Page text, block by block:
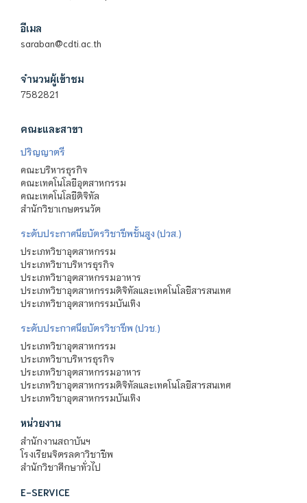
อีเมล
saraban@cdti.ac.th
จำนวนผู้เข้าชม
7582821
คณะและสาขา
ปริญญาตรี
คณะบริหารธุรกิจ
คณะเทคโนโลยีอุตสาหกรรม
คณะเทคโนโลยีดิจิทัล
สำนักวิชาเกษตรนวัต
ระดับประกาศนียบัตรวิชาชีพชั้นสูง (ปวส.)
ประเภทวิชาอุตสาหกรรม
ประเภทวิชาบริหารธุรกิจ
ประเภทวิชาอุตสาหกรรมอาหาร
ประเภทวิชาอุตสาหกรรมดิจิทัลและเทคโนโลยีสารสนเทศ
ประเภทวิชาอุตสาหกรรมบันเทิง
ระดับประกาศนียบัตรวิชาชีพ (ปวช.)
ประเภทวิชาอุตสาหกรรม
ประเภทวิชาบริหารธุรกิจ
ประเภทวิชาอุตสาหกรรมอาหาร
ประเภทวิชาอุตสาหกรรมดิจิทัลและเทคโนโลยีสารสนเทศ
ประเภทวิชาอุตสาหกรรมบันเทิง
หน่วยงาน
สำนักงานสถาบันฯ
โรงเรียนจิตรลดาวิชาชีพ
สำนักวิชาศึกษาทั่วไป
E-SERVICE